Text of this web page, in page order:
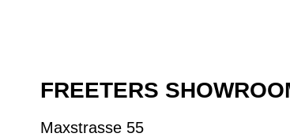
FREETERS
Maxstrasse 55